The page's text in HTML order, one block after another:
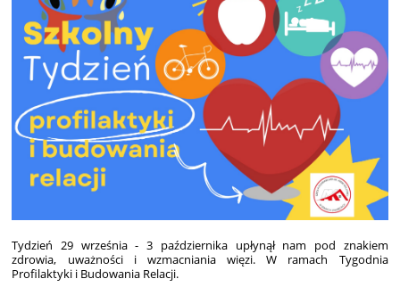
Tydzień 29 września - 3 października upłynął nam pod znakiem
zdrowia, uważności i wzmacniania więzi. W ramach Tygodnia
Profilaktyki i Budowania Relacji.